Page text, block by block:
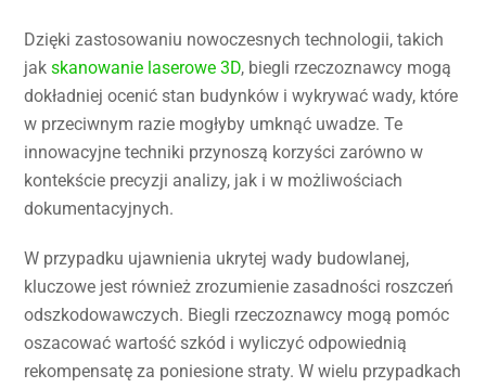
Dzięki zastosowaniu nowoczesnych technologii, takich
jakskanowanie laserowe 3D, biegli rzeczoznawcy mogą
dokładniej ocenić stan budynków i wykrywać wady, które
w przeciwnym razie mogłyby umknąć uwadze. Te
innowacyjne techniki przynoszą korzyści zarówno w
kontekście precyzji analizy, jak i w możliwościach
dokumentacyjnych.
W przypadku ujawnienia ukrytej wady budowlanej,
kluczowe jest również zrozumienie zasadności roszczeń
odszkodowawczych. Biegli rzeczoznawcy mogą pomóc
oszacować wartość szkód i wyliczyć odpowiednią
rekompensatę za poniesione straty. W wielu przypadkach